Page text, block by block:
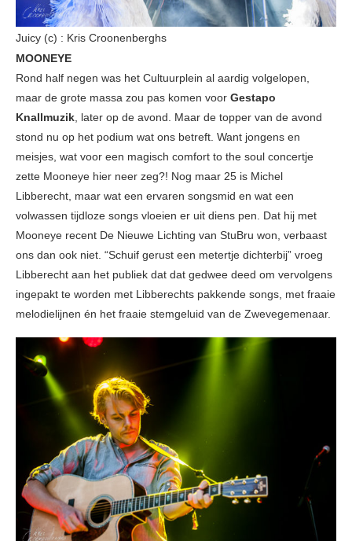
Juicy (c) : Kris Croonenberghs
MOONEYE
Rond half negen was het Cultuurplein al aardig volgelopen,
maar de grote massa zou pas komen voor Gestapo
Knallmuzik , later op de avond. Maar de topper van de avond
stond nu op het podium wat ons betreft. Want jongens en
meisjes, wat voor een magisch comfort to the soul concertje
zette Mooneye hier neer zeg?! Nog maar 25 is Michel
Libberecht, maar wat een ervaren songsmid en wat een
volwassen tijdloze songs vloeien er uit diens pen. Dat hij met
Mooneye recent De Nieuwe Lichting van StuBru won, verbaast
ons dan ook niet. “Schuif gerust een metertje dichterbij” vroeg
Libberecht aan het publiek dat dat gedwee deed om vervolgens
ingepakt te worden met Libberechts pakkende songs, met fraaie
melodielijnen én het fraaie stemgeluid van de Zwevegemenaar.